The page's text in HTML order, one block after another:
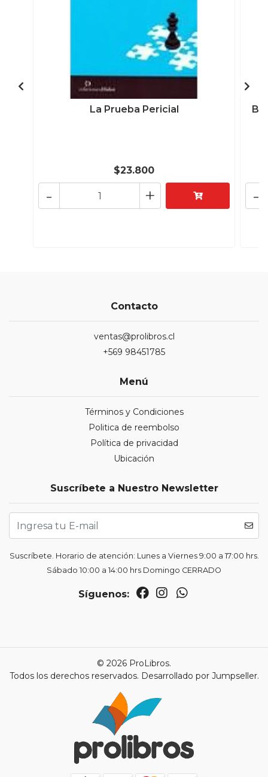
La Prueba Pericial
$23.800
+
- -
Contacto
ventas@prolibros.cl
+569 98451785
Menú
Términos y Condiciones
Politica de reembolso
Política de privacidad
Ubicación
Suscríbete a Nuestro Newsletter
Suscríbete. Horario de atención: Lunes a Viernes 9:00 a 17:00 hrs.
Sábado 10:00 a 14:00 hrs Domingo CERRADO
Síguenos:
© 2026 ProLibros.
Todos los derechos reservados. Desarrollado por Jumpseller.